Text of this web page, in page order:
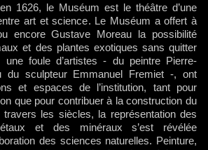
1626, le Muséum est le théâtre d’une
art et science. Le Muséum a offert à
encore Gustave Moreau la possibilité
et des plantes exotiques sans quitter
foule d’artistes - du peintre Pierre-
du sculpteur Emmanuel Fremiet -, ont
et espaces de l’institution, tant pour
que pour contribuer à la construction du
les siècles, la représentation des
et des minéraux s’est révélée
des sciences naturelles. Peinture,